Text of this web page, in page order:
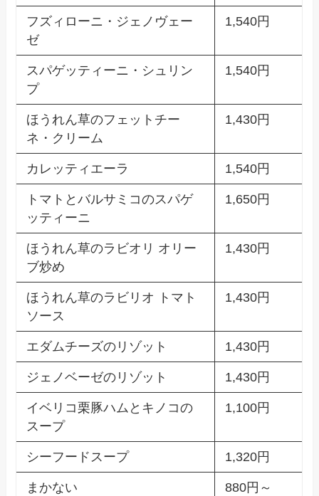
フズィローニ・ジェノヴェー
ゼ
1,540円
スパゲッティーニ・シュリン
プ
1,540円
ほうれん草のフェットチー
ネ・クリーム
1,430円
カレッティエーラ 1,540円
トマトとバルサミコのスパゲ
ッティーニ
1,650円
ほうれん草のラビオリ オリー
ブ炒め
1,430円
ほうれん草のラビリオ トマト
ソース
1,430円
エダムチーズのリゾット 1,430円
ジェノベーゼのリゾット 1,430円
イベリコ栗豚ハムとキノコの
スープ
1,100円
シーフードスープ 1,320円
まかない 880円～